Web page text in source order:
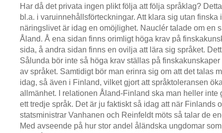
Har då det privata ingen plikt följa att följa språklag?
bl.a. i varuinnehållsförteckningar. Att klara sig utan finska
näringslivet är idag en omöjlighet. Nauclér talade om en
Åland. Å ena sidan finns orimligt höga krav på
sida, å andra sidan finns en ovilja att lära sig språket.
Sålunda bör inte så höga krav ställas på
av språket. Samtidigt bör man erinra sig om att det talas
idag, så även i Finland, vilket gjort att språktoleransen
allmänhet. I relationen Åland-Finland ska man heller inte
ett tredje språk. Det är ju faktiskt så idag att när Finlands
statsministrar Vanhanen och Reinfeldt möts så talar de
Med avseende på hur stor andel åländska ungdomar